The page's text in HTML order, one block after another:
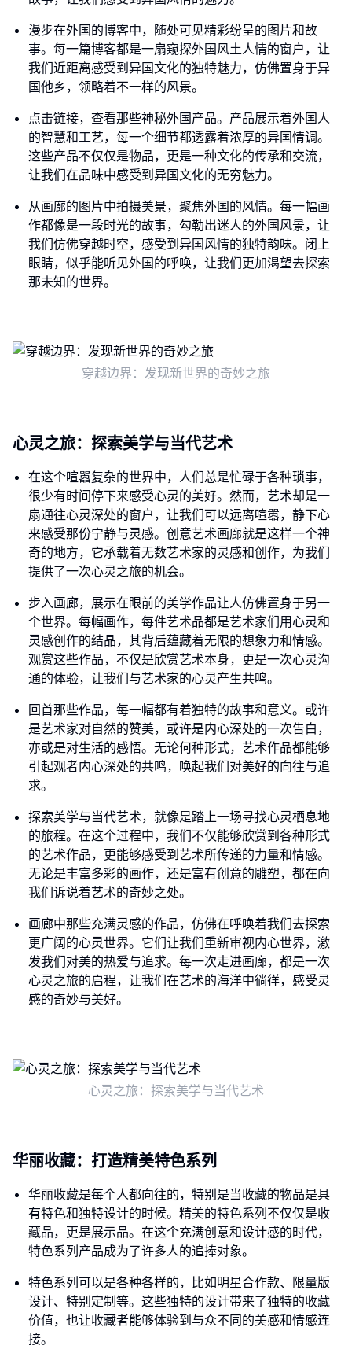
漫步在外国的博客中，随处可见精彩纷呈的图片和故
事。每一篇博客都是一扇窥探外国风土人情的窗户，让
我们近距离感受到异国文化的独特魅力，仿佛置身于异
国他乡，领略着不一样的风景。
点击链接，查看那些神秘外国产品。产品展示着外国人
的智慧和工艺，每一个细节都透露着浓厚的异国情调。
这些产品不仅仅是物品，更是一种文化的传承和交流，
让我们在品味中感受到异国文化的无穷魅力。
从画廊的图片中拍摄美景，聚焦外国的风情。每一幅画
作都像是一段时光的故事，勾勒出迷人的外国风景，让
我们仿佛穿越时空，感受到异国风情的独特韵味。闭上
眼睛，似乎能听见外国的呼唤，让我们更加渴望去探索
那未知的世界。
穿越边界：发现新世界的奇妙之旅
心灵之旅：探索美学与当代艺术
在这个喧嚣复杂的世界中，人们总是忙碌于各种琐事，
很少有时间停下来感受心灵的美好。然而，艺术却是一
扇通往心灵深处的窗户，让我们可以远离喧嚣，静下心
来感受那份宁静与灵感。创意艺术画廊就是这样一个神
奇的地方，它承载着无数艺术家的灵感和创作，为我们
提供了一次心灵之旅的机会。
步入画廊，展示在眼前的美学作品让人仿佛置身于另一
个世界。每幅画作，每件艺术品都是艺术家们用心灵和
灵感创作的结晶，其背后蕴藏着无限的想象力和情感。
观赏这些作品，不仅是欣赏艺术本身，更是一次心灵沟
通的体验，让我们与艺术家的心灵产生共鸣。
回首那些作品，每一幅都有着独特的故事和意义。或许
是艺术家对自然的赞美，或许是内心深处的一次告白，
亦或是对生活的感悟。无论何种形式，艺术作品都能够
引起观者内心深处的共鸣，唤起我们对美好的向往与追
求。
探索美学与当代艺术，就像是踏上一场寻找心灵栖息地
的旅程。在这个过程中，我们不仅能够欣赏到各种形式
的艺术作品，更能够感受到艺术所传递的力量和情感。
无论是丰富多彩的画作，还是富有创意的雕塑，都在向
我们诉说着艺术的奇妙之处。
画廊中那些充满灵感的作品，仿佛在呼唤着我们去探索
更广阔的心灵世界。它们让我们重新审视内心世界，激
发我们对美的热爱与追求。每一次走进画廊，都是一次
心灵之旅的启程，让我们在艺术的海洋中徜徉，感受灵
感的奇妙与美好。
心灵之旅：探索美学与当代艺术
华丽收藏：打造精美特色系列
华丽收藏是每个人都向往的，特别是当收藏的物品是具
有特色和独特设计的时候。精美的特色系列不仅仅是收
藏品，更是展示品。在这个充满创意和设计感的时代，
特色系列产品成为了许多人的追捧对象。
特色系列可以是各种各样的，比如明星合作款、限量版
设计、特别定制等。这些独特的设计带来了独特的收藏
价值，也让收藏者能够体验到与众不同的美感和情感连
接。